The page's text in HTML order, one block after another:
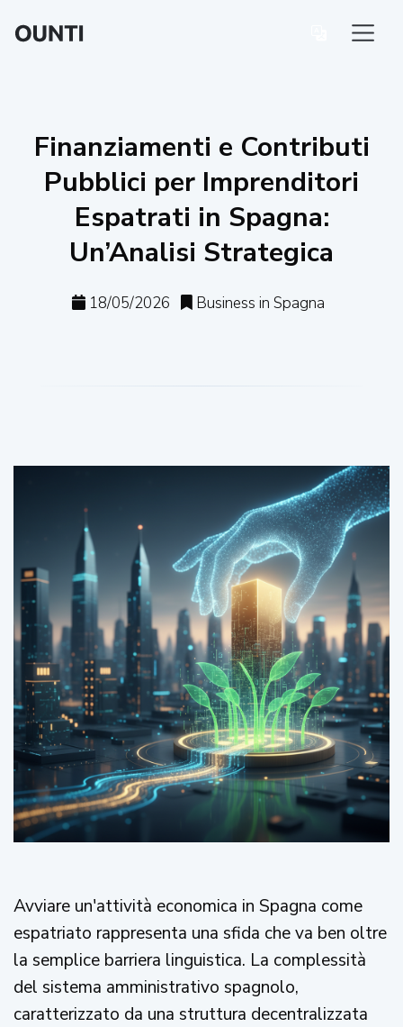
Finanziamenti e Contributi
Pubblici per Imprenditori
Espatrati in Spagna:
Un’Analisi Strategica
18/05/2026 Business in Spagna
Avviare un'attività economica in Spagna come
espatriato rappresenta una sfida che va ben oltre
la semplice barriera linguistica. La complessità
del sistema amministrativo spagnolo,
caratterizzato da una struttura decentralizzata